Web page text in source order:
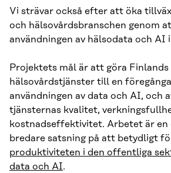
Vi strävar också efter att öka
och hälsovårdsbranschen genom
användningen av hälsodata och AI
Projektets mål är att göra Finlands
hälsovårdstjänster till en
användningen av data och AI, och
tjänsternas kvalitet,
kostnadseffektivitet. Arbetet är en
bredare satsning på att betydligt
produktiviteten i den offentliga
data och AI.